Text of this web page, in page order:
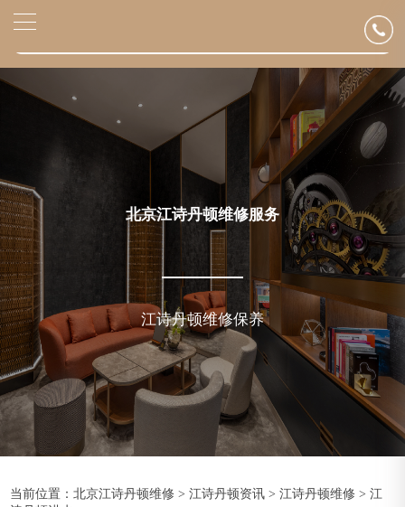
▲
▼
北京市朝阳区建国门外大街甲6号华熙国际中心D座11层1102室江诗丹顿售后服务中心（需提前预约）
北京市东城区东长安街1号王府井东方广场W3座6层602室江诗丹顿售后服务中心（需提前预约）
北京江诗丹顿维修服务
江诗丹顿维修保养
当前位置：北京江诗丹顿维修 >江诗丹顿资讯 >江诗丹顿维修 >江